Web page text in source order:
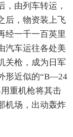
，由列车转运，
后，物资装上飞
经一千一百英里
汽车运往各处美
关枪，成为日军
形近似的“B—24
重机枪将其击
机场，出动轰炸